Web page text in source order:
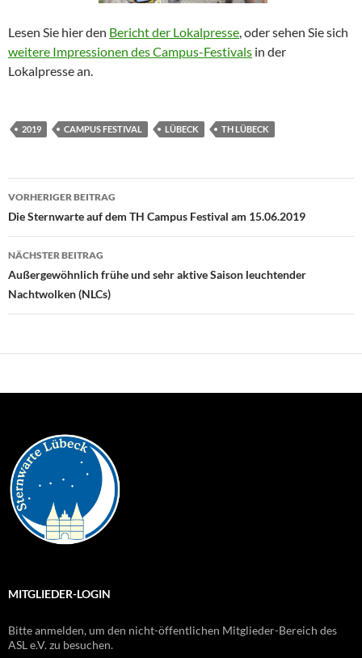
Lesen Sie hier den Bericht der Lokalpresse, oder sehen Sie sich
weitere Impressionen des Campus-Festivals in der
Lokalpresse an.
2019 CAMPUS FESTIVAL LÜBECK TH LÜBECK
Beitragsnavigation
VORHERIGER BEITRAG
Die Sternwarte auf dem TH Campus Festival am 15.06.2019
NÄCHSTER BEITRAG
Außergewöhnlich frühe und sehr aktive Saison leuchtender
Nachtwolken (NLCs)
MITGLIEDER-LOGIN
Bitte anmelden, um den nicht-öffentlichen Mitglieder-Bereich des
ASL e.V. zu besuchen.